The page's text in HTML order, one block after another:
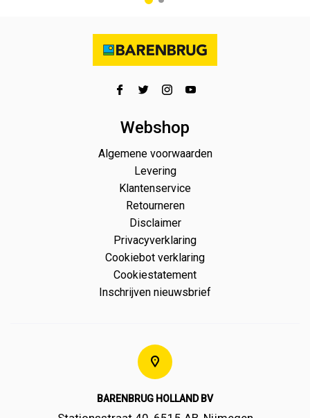
Webshop
Algemene voorwaarden
Levering
Klantenservice
Retourneren
Disclaimer
Privacyverklaring
Cookiebot verklaring
Cookiestatement
Inschrijven nieuwsbrief
BARENBRUG HOLLAND BV